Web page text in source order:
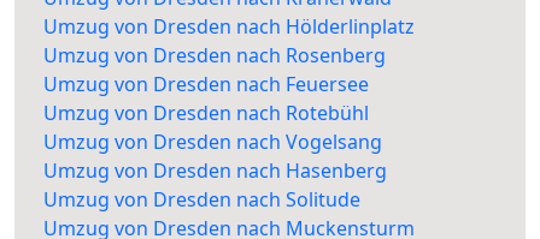
Umzug von Dresden nach Hölderlinplatz
Umzug von Dresden nach Rosenberg
Umzug von Dresden nach Feuersee
Umzug von Dresden nach Rotebühl
Umzug von Dresden nach Vogelsang
Umzug von Dresden nach Hasenberg
Umzug von Dresden nach Solitude
Umzug von Dresden nach Muckensturm